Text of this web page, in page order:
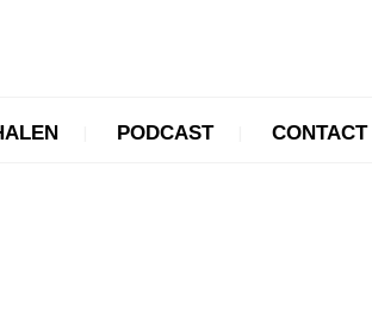
PODCAST CONTACT